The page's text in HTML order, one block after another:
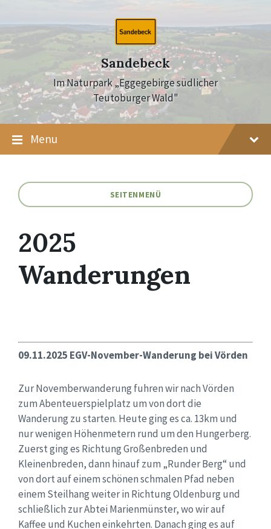
content
main
navigation
footer
Sandebeck
Im Naturpark „Eggegebirge südlicher
Teutoburger Wald"
Menu
SEITENMENÜ
2025
Wanderungen
09.11.2025 EGV-November-Wanderung bei Vörden
Zur Novemberwanderung fuhren wir nach Vörden
zum Abenteuerspielplatz um von dort die
Wanderung zu starten. Heute ging es ca. 13km und
nur wenigen Höhenmetern rund um den Hungerberg.
Zuerst ging es Richtung Großenbreden und
Kleinenbreden, dann hinauf zum „Runder Berg“ und
von dort auf einem schönen schmalen Pfad neben
einem Steilhang weiter in Richtung Oldenburg und
schließlich zur Abtei Marienmünster, wo wir auf
Kaffee und Kuchen einkehrten. Danach ging es auf